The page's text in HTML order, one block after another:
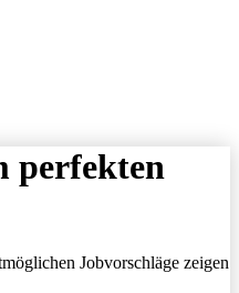
perfekten
Jobvorschläge zeigen